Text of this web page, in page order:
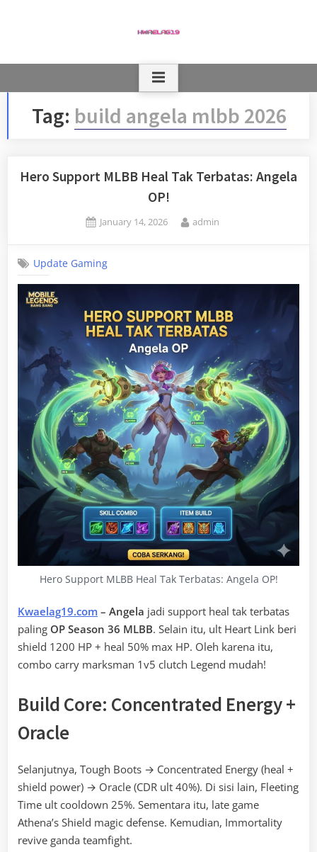
Tag: build angela mlbb 2026
Hero Support MLBB Heal Tak Terbatas: Angela
OP!
Posted
January 14, 2026 By
admin
Update Gaming
Hero Support MLBB Heal Tak Terbatas: Angela OP!
Kwaelag19.com – Angela jadi support heal tak terbatas
paling OP Season 36 MLBB. Selain itu, ult Heart Link beri
shield 1200 HP + heal 50% max HP. Oleh karena itu,
combo carry marksman 1v5 clutch Legend mudah!
Build Core: Concentrated Energy +
Oracle
Selanjutnya, Tough Boots → Concentrated Energy (heal +
shield power) → Oracle (CDR ult 40%). Di sisi lain, Fleeting
Time ult cooldown 25%. Sementara itu, late game
Athena’s Shield magic defense. Kemudian, Immortality
revive ganda teamfight.